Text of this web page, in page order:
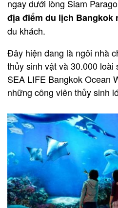
ngay dưới lòng Siam
địa điểm du lịch Bangkok
du khách.
Đây hiện đang là ngôi nhà
thủy sinh vật và 30.000 loài
SEA LIFE Bangkok Ocean
những công viên thủy sinh